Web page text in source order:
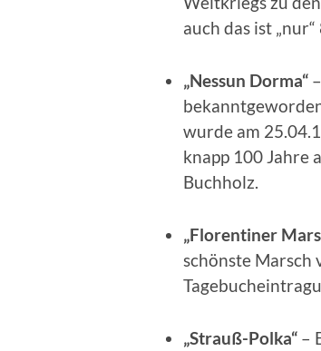
auch das ist
„Nessun Dorma“
wurde am
knapp 100 Jahre
Buchholz.
„Florentiner
schönste Marsch
„Strauß-Polka“ –